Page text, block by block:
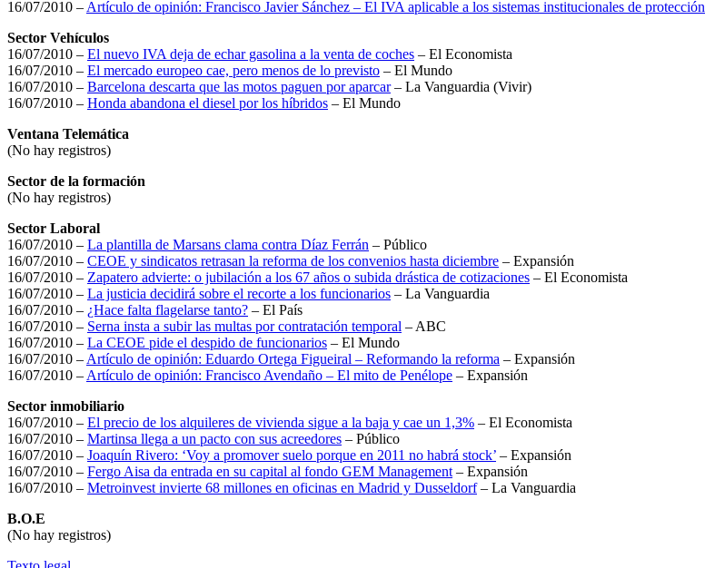
16/07/2010 – Artículo de opinión: Francisco Javier Sánchez – El IVA aplicable a los sistemas institucionales de protección
Sector Vehículos
16/07/2010 – El nuevo IVA deja de echar gasolina a la venta de coches – El Economista
16/07/2010 – El mercado europeo cae, pero menos de lo previsto – El Mundo
16/07/2010 – Barcelona descarta que las motos paguen por aparcar– La Vanguardia (Vivir)
16/07/2010 – Honda abandona el diesel por los híbridos – El Mundo
Ventana Telemática
(No hay registros)
Sector de la formación
(No hay registros)
Sector Laboral
16/07/2010 – La plantilla de Marsans clama contra Díaz Ferrán – Público
16/07/2010 – CEOE y sindicatos retrasan la reforma de los convenios hasta diciembre – Expansión
16/07/2010 – Zapatero advierte: o jubilación a los 67 años o subida drástica de cotizaciones – El Economista
16/07/2010 – La justicia decidirá sobre el recorte a los funcionarios – La Vanguardia
16/07/2010 – ¿Hace falta flagelarse tanto? – El País
16/07/2010 – Serna insta a subir las multas por contratación temporal – ABC
16/07/2010 – La CEOE pide el despido de funcionarios – El Mundo
16/07/2010 – Artículo de opinión: Eduardo Ortega Figueiral – Reformando la reforma – Expansión
16/07/2010 – Artículo de opinión: Francisco Avendaño – El mito de Penélope – Expansión
Sector inmobiliario
16/07/2010 – El precio de los alquileres de vivienda sigue a la baja y cae un 1,3% – El Economista
16/07/2010 – Martinsa llega a un pacto con sus acreedores – Público
16/07/2010 – Joaquín Rivero: ‘Voy a promover suelo porque en 2011 no habrá stock’ – Expansión
16/07/2010 – Fergo Aisa da entrada en su capital al fondo GEM Management – Expansión
16/07/2010 – Metroinvest invierte 68 millones en oficinas en Madrid y Dusseldorf– La Vanguardia
B.O.E
(No hay registros)